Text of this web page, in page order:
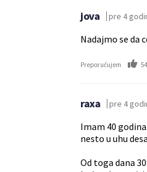
jova pre 4
Nadajmo se da
Preporučujem 54
raxa pre 4
Imam 40
nesto u uhu
Od toga dana